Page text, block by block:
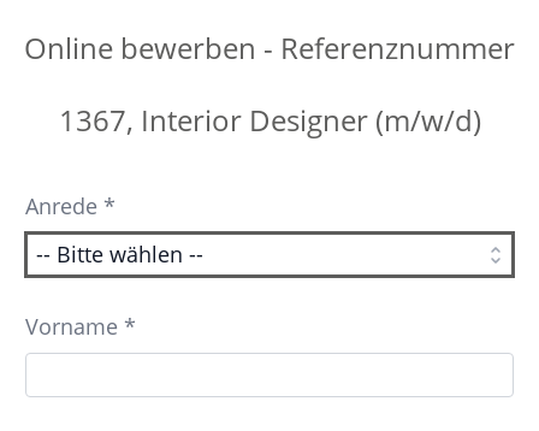
Online bewerben - Referenznummer
1367, Interior Designer (m/w/d)
Anrede *
Vorname *